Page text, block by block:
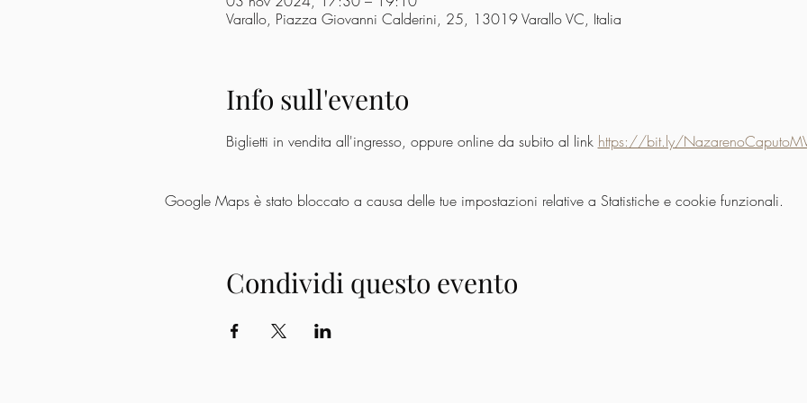
Varallo, Piazza Giovanni Calderini, 25, 13019 Varallo VC, Italia
Info sull'evento
Biglietti in vendita all'ingresso, oppure online da subito al link https://bit.ly/
Google Maps è stato bloccato a causa delle tue impostazioni relative a Statistiche e cookie funzionali.
Condividi questo evento